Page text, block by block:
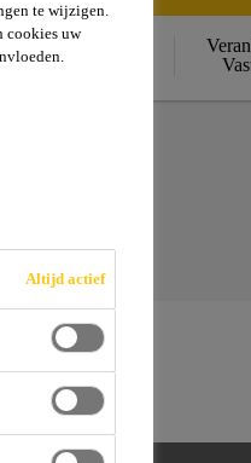
Structurele
Versterking
te wijzigen.
cookies uw
Altijd actief